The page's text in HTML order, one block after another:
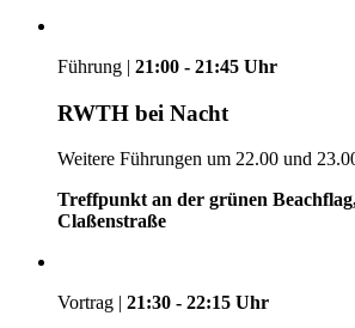
Führung | 21:00 - 21:45 Uhr
RWTH bei Nacht
Weitere Führungen um 22.00 und
Treffpunkt an der grünen
Claßenstraße
Vortrag | 21:30 - 22:15 Uhr